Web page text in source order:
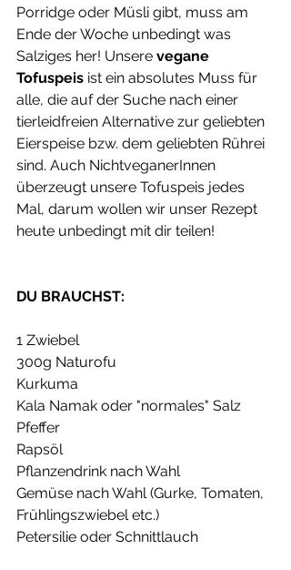
Porridge oder Müsli gibt, muss am
Ende der Woche unbedingt was
Salziges her! Unsere vegane
Tofuspeis ist ein absolutes Muss für
alle, die auf der Suche nach einer
tierleidfreien Alternative zur geliebten
Eierspeise bzw. dem geliebten Rührei
sind. Auch NichtveganerInnen
überzeugt unsere Tofuspeis jedes
Mal, darum wollen wir unser Rezept
heute unbedingt mit dir teilen!
DU BRAUCHST:
1 Zwiebel
300g Naturofu
Kurkuma
Kala Namak oder "normales" Salz
Pfeffer
Rapsöl
Pflanzendrink nach Wahl
Gemüse nach Wahl (Gurke, Tomaten,
Frühlingszwiebel etc.)
Petersilie oder Schnittlauch